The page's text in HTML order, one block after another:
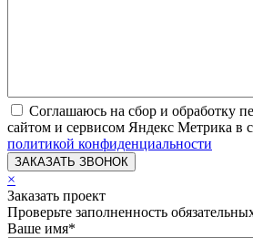
Соглашаюсь на сбор и обработку
сайтом и сервисом Яндекс Метрика в
политикой конфиденциальности
×
Заказать проект
Проверьте заполненность
Ваше имя*